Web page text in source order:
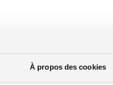
À propos des cookies
d’assurance
ajustées avec des franchises